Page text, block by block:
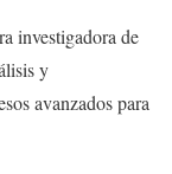
investigadora de
y
avanzados para